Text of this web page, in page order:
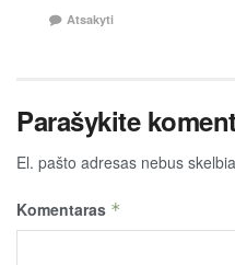
Atsakyti
Parašykite
El. pašto adresas nebus
Komentaras *